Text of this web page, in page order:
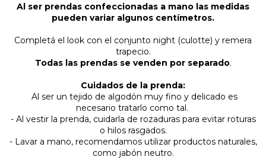
Al ser prendas confeccionadas a mano las medidas
pueden variar algunos centímetros.
Completá el look con el conjunto night (culotte) y remera
trapecio.
Todas las prendas se venden por separado.
Cuidados de la prenda:
Al ser un tejido de algodón muy fino y delicado es
necesario tratarlo como tal.
- Al vestir la prenda, cuidarla de rozaduras para evitar roturas
o hilos rasgados.
- Lavar a mano, recomendamos utilizar productos naturales,
como jabón neutro.